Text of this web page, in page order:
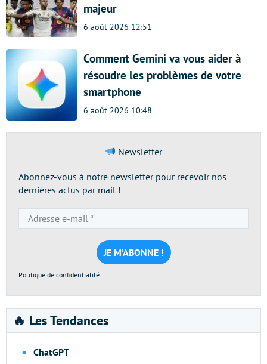
majeur
6 août 2026 12:51
Comment Gemini va vous aider à
résoudre les problèmes de votre
smartphone
6 août 2026 10:48
Newsletter
Abonnez-vous à notre newsletter pour recevoir nos
dernières actus par mail !
e-
mail
*
Politique de confidentialité
🔥 Les Tendances
ChatGPT